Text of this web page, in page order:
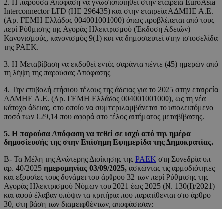
2. Η παρούσα Απόφαση να γνωστοποιηθεί στην εταιρεία EuroAsia
Interconnector LTD (ΗΕ 296435) και στην εταιρεία ΑΔΜΗΕ Α.Ε.
(Αρ. ΓΕΜΗ Ελλάδος 004001001000) όπως προβλέπεται από τους
περί Ρύθμισης της Αγοράς Ηλεκτρισμού (Έκδοση Αδειών)
Κανονισμούς, κανονισμός 9(1) και να δημοσιευτεί στην ιστοσελίδα
της ΡΑΕΚ.
3. Η Μεταβίβαση να εκδοθεί εντός σαράντα πέντε (45) ημερών από
τη λήψη της παρούσας Απόφασης.
4. Την επιβολή ετήσιου τέλους της άδειας για το 2025 στην εταιρεία
ΑΔΜΗΕ Α.Ε. (Αρ. ΓΕΜΗ Ελλάδος 004001001000), ως τη νέα
κάτοχο άδειας, στο οποίο να συμπεριλαμβάνεται το υπολειπόμενο
ποσό των €29,14 που αφορά στο τέλος αιτήματος μεταβίβασης.
5. Η παρούσα Απόφαση να τεθεί σε ισχύ από την ημέρα
δημοσίευσής της στην Επίσημη Εφημερίδα της Δημοκρατίας.
Β- Τα Μέλη της Ανώτερης Διοίκησης της ΡΑΕΚ στη Συνεδρία υπ
αρ. 40/2025 ημερομηνίας 03/09/2025, ασκώντας τις αρμοδιότητες
και εξουσίες τους δυνάμει του άρθρου 32 των περί Ρύθμισης της
Αγοράς Ηλεκτρισμού Νόμων του 2021 έως 2025 (Ν. 130(Ι)/2021)
και αφού έλαβαν υπόψιν τα κριτήρια που παρατίθενται στο άρθρο
30, στη βάση των διαμειφθέντων, αποφάσισαν: